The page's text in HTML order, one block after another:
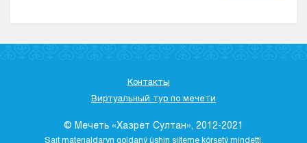
Контакты
Виртуальный тур по мечети
© Мечеть «Хазрет Султан», 2012-2021
Saıt materıaldaryn qoldaný úshіn sіlteme kórsetý mіndettі.